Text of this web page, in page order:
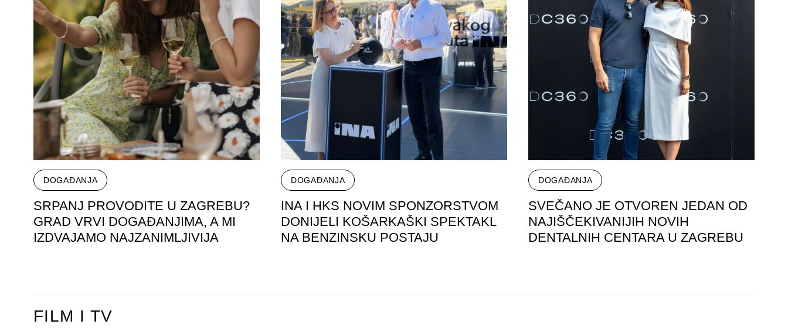
DOGAĐANJA
SRPANJ PROVODITE U ZAGREBU?
GRAD VRVI DOGAĐANJIMA, A MI
IZDVAJAMO NAJZANIMLJIVIJA
DOGAĐANJA
INA I HKS NOVIM SPONZORSTVOM
DONIJELI KOŠARKAŠKI SPEKTAKL
NA BENZINSKU POSTAJU
DOGAĐANJA
SVEČANO JE OTVOREN JEDAN OD
NAJIŠČEKIVANIJIH NOVIH
DENTALNIH CENTARA U ZAGREBU
FILM I TV